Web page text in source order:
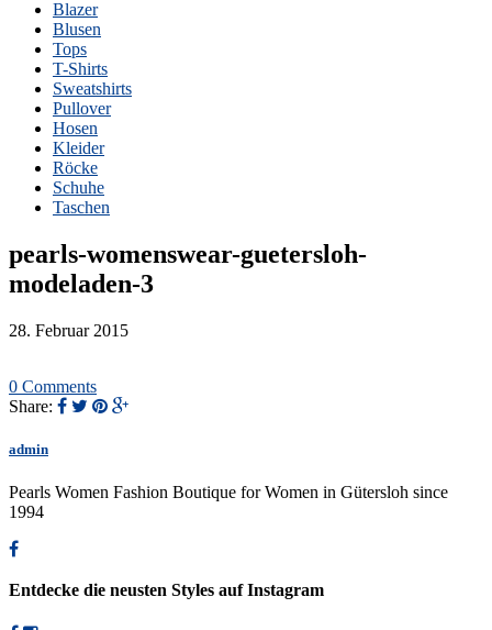
Blazer
Blusen
Tops
T-Shirts
Sweatshirts
Pullover
Hosen
Kleider
Röcke
Schuhe
Taschen
pearls-womenswear-guetersloh-
modeladen-3
28. Februar 2015
0 Comments
Share:
admin
Pearls Women Fashion Boutique for Women in Gütersloh since
1994
Entdecke die neusten Styles auf Instagram